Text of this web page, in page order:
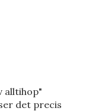
alltihop"
det precis